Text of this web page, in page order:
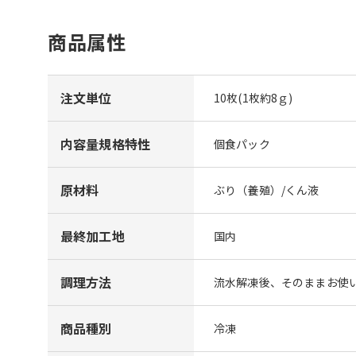
商品属性
注文単位 10枚(1枚約8ｇ)
内容量規格特性 個食パック
原材料 ぶり（養殖）/くん液
最終加工地 国内
調理方法 流水解凍後、そのままお使
商品種別 冷凍